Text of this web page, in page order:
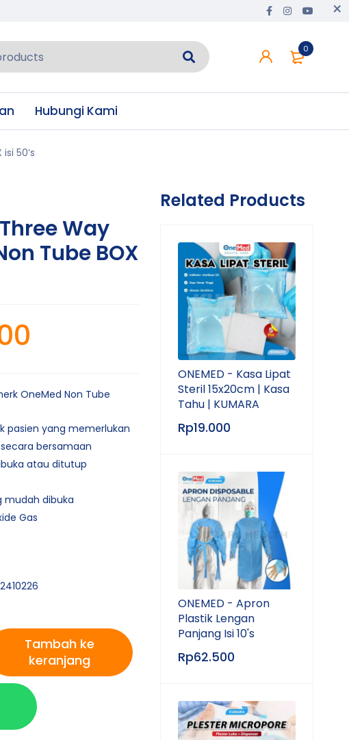
0
Hubungi Kami
50’s
Way
Tube BOX
OneMed Non Tube
pasien yang memerlukan
bersamaan
atau ditutup
mudah dibuka
Gas
Tambah ke
keranjang
Related Products
ONEMED - Kasa Lipat
Steril 15x20cm | Kasa
Tahu | KUMARA
Rp19.000
ONEMED - Apron
Plastik Lengan
Panjang Isi 10's
Rp62.500